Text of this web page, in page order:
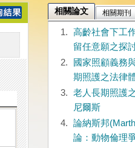
相關論文 相關期刊
1.
高齡社會下工
留任意願之探
2.
國家照顧義務
期照護之法律
3.
老人長期照護
尼爾斯
4.
論納斯邦
論：動物倫理